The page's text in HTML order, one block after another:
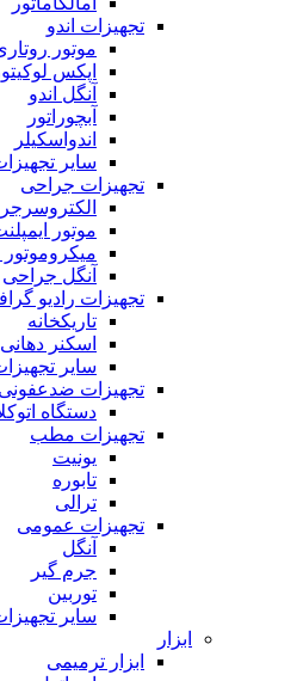
تجهیزات اندو
موتور
اپکس
آنگل اندو
آبچوراتور
اندواسکیلر
سایر
تجهیزات جراحی
موتور
آنگل جراحی
تجهیزات رادیو
تاریکخانه
اسکنر دهانی
سایر
تجهیزات ضدعفونی
دستگاه
تجهیزات مطب
یونیت
تابوره
ترالی
تجهیزات عمومی
آنگل
جرم گیر
توربین
سایر
ابزار
ابزار ترمیمی